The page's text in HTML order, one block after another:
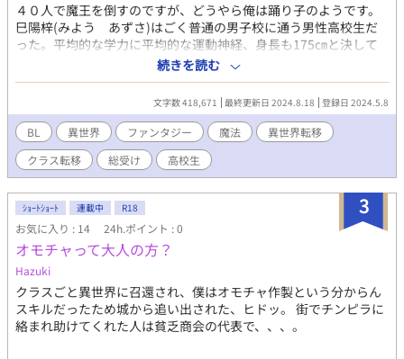
４０人で魔王を倒すのですが、どうやら俺は踊り子のようです。
巳陽梓(みよう あずさ)はごく普通の男子校に通う男性高校生だ
った。平均的な学力に平均的な運動神経、身長も175㎝と決して
小柄では無いが言うほど大きくもない。 そんな梓がクラス２年B
組４０人(全員)で剣と魔法タイプの異世界に転移してしまった！
こんなこと現実で起こるのかという焦りと共にこれから冒険への
楽しみを捨て切られなかった。しかし…… 「お前は踊り子じゃ。
まあ頑張れ」 みんながカッコいいファンタジーな服を着ている中
１人だけ露出の高いエロい服を着なくてはならないことの何と言
う屈辱。しかも踊り子の特性魅了や頼んでもないオプションで付
いてきた発情体質とかで取り返しのつかないことに…… 随分昔に
投稿したやつの修正版です。 ☆…エロあり ★…濃いめのエロあり
となっております。ご注意下さい。
続きを読む
文字数 418,671 最終更新日 2024.8.18 登録日 2024.5.8
BL 異世界 ファンタジー 魔法
異世界転移
クラス転移
総受け 高校生
3
ｼｮｰﾄｼｮｰﾄ 連載中 R18
お気に入り : 14 24h.ポイント : 0
オモチャって大人の方？
Hazuki
クラスごと異世界に召還され、僕はオモチャ作製という分からん
スキルだったため城から追い出された、ヒドッ。 街でチンピラに
絡まれ助けてくれた人は貧乏商会の代表で、、、。